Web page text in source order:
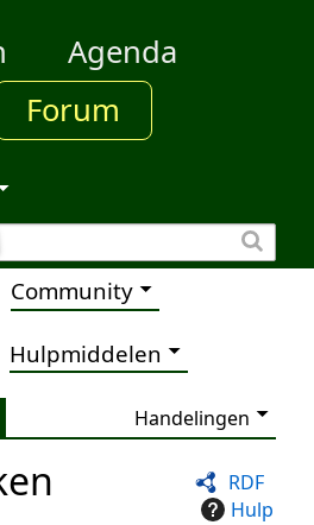
Agenda
Forum
Community
Hulpmiddelen
Handelingen
RDF
Hulp